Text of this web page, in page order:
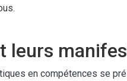
leurs
en compétences se